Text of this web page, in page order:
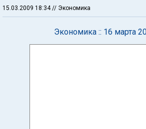
15.03.2009 18:34 // Экономика
Экономика :: 16 марта